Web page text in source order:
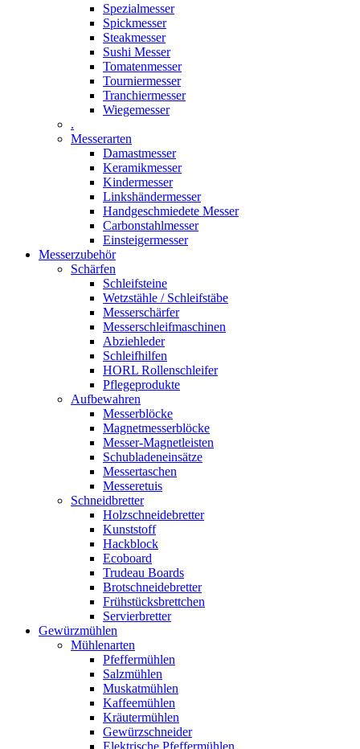
Spezialmesser
Spickmesser
Steakmesser
Sushi Messer
Tomatenmesser
Tourniermesser
Tranchiermesser
Wiegemesser
.
Messerarten
Damastmesser
Keramikmesser
Kindermesser
Linkshändermesser
Handgeschmiedete Messer
Carbonstahlmesser
Einsteigermesser
Messerzubehör
Schärfen
Schleifsteine
Wetzstähle / Schleifstäbe
Messerschärfer
Messerschleifmaschinen
Abziehleder
Schleifhilfen
HORL Rollenschleifer
Pflegeprodukte
Aufbewahren
Messerblöcke
Magnetmesserblöcke
Messer-Magnetleisten
Schubladeneinsätze
Messertaschen
Messeretuis
Schneidbretter
Holzschneidebretter
Kunststoff
Hackblock
Ecoboard
Trudeau Boards
Brotschneidebretter
Frühstücksbrettchen
Servierbretter
Gewürzmühlen
Mühlenarten
Pfeffermühlen
Salzmühlen
Muskatmühlen
Kaffeemühlen
Kräutermühlen
Gewürzschneider
Elektrische Pfeffermühlen